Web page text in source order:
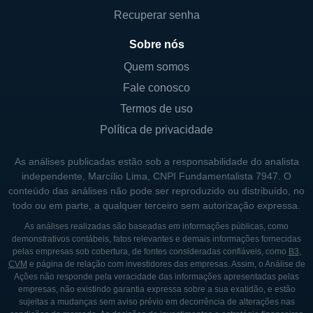
tem contribuído para o crescimento da
os restaurantes, mas também o segmento de
cervejas, com uma crescente oferta de
estilos artesanais que são apreciados pelos
clientes. A BJ's também tem investido em
plataforma de pedidos online e serviços de
entrega, permitindo que os clientes
desfrutem de suas ofertas de forma
conveniente.
CONTROLE SOCIETÁRIO E PRINCIPAIS
SÓCIOS
Recuperar senha
Sobre nós
Quem somos
Fale conosco
Termos de uso
Política de privacidade
As análises publicadas estão sob a responsabilidade do analista
independente, Marcílio Lima, CNPI Fundamentalista 7947. O
conteúdo das análises não pode ser reproduzido ou distribuído, no
todo ou em parte, a qualquer terceiro sem autorização expressa.
As análises realizadas são baseadas em informações públicas, como
demonstrativos contábeis, fatos relevantes e demais informações fornecidas
pelas empresas sob cobertura, de fontes consideradas confiáveis, como B3,
CVM e página de relação com investidores das empresas. Assim, o Análise de
Ações não responde pela veracidade das informações apresentadas pelas
empresas, não existindo garantia expressa sobre a sua exatidão, e estão
sujeitas a mudanças sem aviso prévio em decorrência de alterações nas